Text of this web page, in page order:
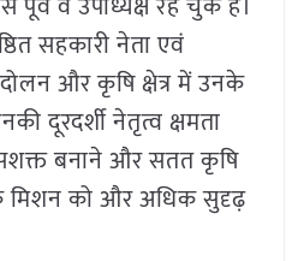
सहकारी नेता एवं
और कृषि क्षेत्र में उनके
दूरदर्शी नेतृत्व क्षमता
बनाने और सतत कृषि
मिशन को और अधिक सुदृढ़